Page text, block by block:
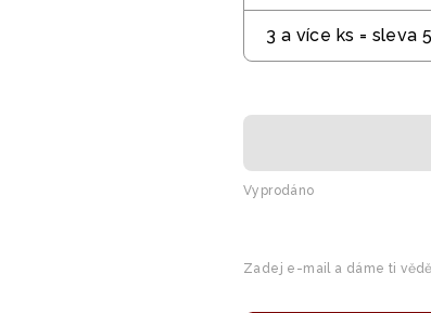
3 a více ks = sleva
Vyprodáno
Zadej e-mail a dáme ti